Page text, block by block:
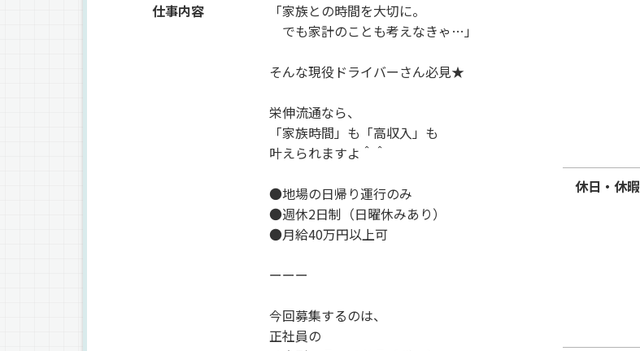
仕事内容
「家族との時間を大切に。
でも家計のことも考えなきゃ…」
そんな現役ドライバーさん必見★
栄伸流通なら、
「家族時間」も「高収入」も
叶えられますよ＾＾
●地場の日帰り運行のみ
●週休2日制（日曜休みあり）
●月給40万円以上可
ーーー
今回募集するのは、
正社員の
休日・休暇